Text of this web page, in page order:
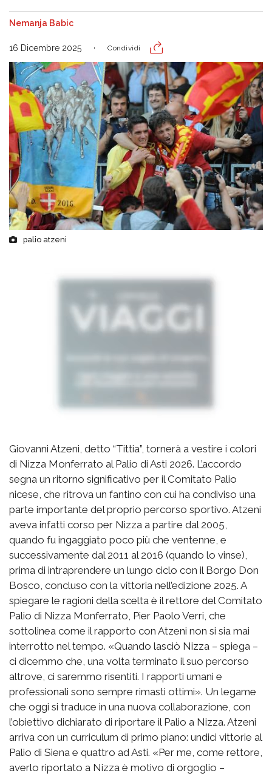
Nemanja Babic
16 Dicembre 2025 Condividi
palio atzeni
Giovanni Atzeni, detto “Tittia”, tornerà a vestire i colori
di Nizza Monferrato al Palio di Asti 2026. L’accordo
segna un ritorno significativo per il Comitato Palio
nicese, che ritrova un fantino con cui ha condiviso una
parte importante del proprio percorso sportivo. Atzeni
aveva infatti corso per Nizza a partire dal 2005,
quando fu ingaggiato poco più che ventenne, e
successivamente dal 2011 al 2016 (quando lo vinse),
prima di intraprendere un lungo ciclo con il Borgo Don
Bosco, concluso con la vittoria nell’edizione 2025. A
spiegare le ragioni della scelta è il rettore del Comitato
Palio di Nizza Monferrato, Pier Paolo Verri, che
sottolinea come il rapporto con Atzeni non si sia mai
interrotto nel tempo. «Quando lasciò Nizza – spiega –
ci dicemmo che, una volta terminato il suo percorso
altrove, ci saremmo risentiti. I rapporti umani e
professionali sono sempre rimasti ottimi». Un legame
che oggi si traduce in una nuova collaborazione, con
l’obiettivo dichiarato di riportare il Palio a Nizza. Atzeni
arriva con un curriculum di primo piano: undici vittorie al
Palio di Siena e quattro ad Asti. «Per me, come rettore,
averlo riportato a Nizza è motivo di orgoglio –